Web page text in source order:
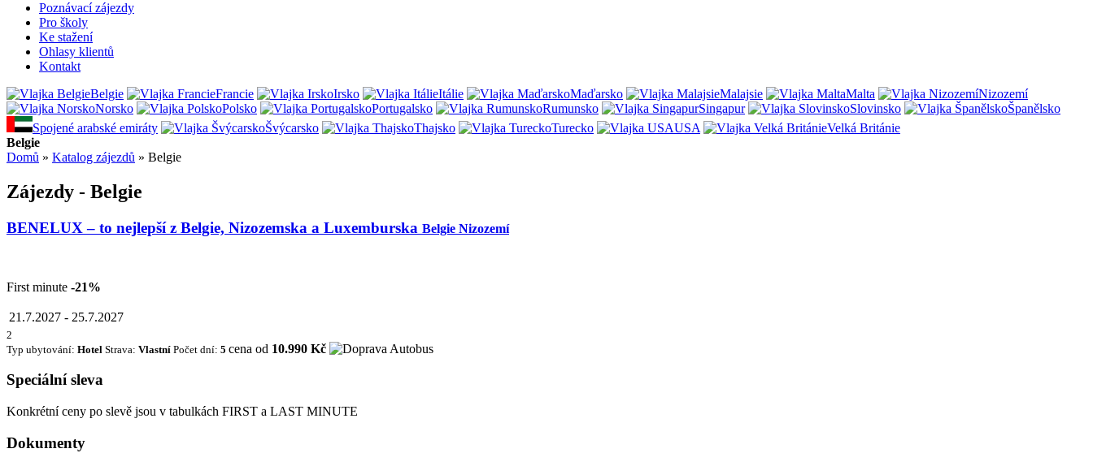
Poznávací zájezdy
Pro školy
Ke stažení
Ohlasy klientů
Kontakt
Belgie
Francie Irsko Itálie Maďarsko Malajsie Malta
Nizozemí
Norsko
Polsko Portugalsko Rumunsko Singapur Slovinsko
Španělsko
Spojené arabské emiráty
Švýcarsko Thajsko Turecko USA
Velká Británie
Belgie
Domů » Katalog zájezdů » Belgie
Zájezdy - Belgie
BENELUX – to nejlepší z Belgie, Nizozemska a Luxemburska Belgie Nizozemí
First minute -21%
21.7.2027 - 25.7.2027
2
Typ ubytování: Hotel Strava: Vlastní Počet dní: 5 cena od 10.990 Kč
Speciální sleva
Konkrétní ceny po slevě jsou v tabulkách FIRST a LAST MINUTE
Dokumenty